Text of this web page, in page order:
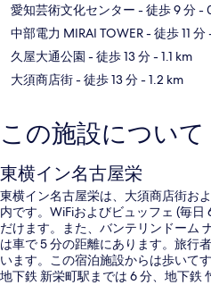
愛知芸術文化センター - 徒歩 9 分-
中部電力 MIRAI TOWER- 徒歩 11 分
久屋大通公園 - 徒歩 13 分- 1.1 km
大須商店街- 徒歩 13 分- 1.2 km
この施設について
東横イン名古屋栄
東横イン名古屋栄は、大須商店街お
内です。WiFiおよびビュッフェ (毎
だけます。また、バンテリンドーム
は車で 5 分の距離にあります。旅行
います。この宿泊施設からは歩いて
地下鉄 新栄町駅までは 6 分、地下鉄